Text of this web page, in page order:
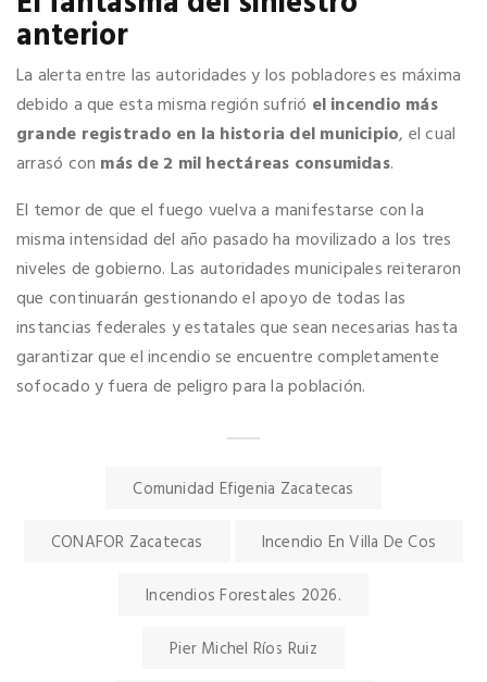
anterior
La alerta entre las autoridades y los pobladores es máxima
debido a que esta misma región sufrió el incendio más
grande registrado en la historia del municipio, el cual
arrasó con más de 2 mil hectáreas consumidas.
El temor de que el fuego vuelva a manifestarse con la
misma intensidad del año pasado ha movilizado a los tres
niveles de gobierno. Las autoridades municipales reiteraron
que continuarán gestionando el apoyo de todas las
instancias federales y estatales que sean necesarias hasta
garantizar que el incendio se encuentre completamente
sofocado y fuera de peligro para la población.
Comunidad Efigenia Zacatecas
CONAFOR Zacatecas Incendio En Villa De Cos
Incendios Forestales 2026.
Pier Michel Ríos Ruiz